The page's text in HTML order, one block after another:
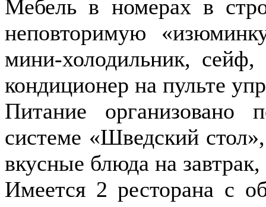
Мебель в номерах в
неповторимую
мини-холодильник,
кондиционер на пульте
Питание
системе «Шведский
вкусные блюда на
Имеется 2 ресторана с